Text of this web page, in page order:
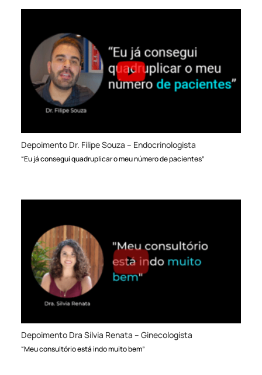
Depoimento Dr. Filipe Souza – Endocrinologista
“Eu já consegui quadruplicar o meu número de pacientes”
Depoimento Dra Sílvia Renata – Ginecologista
“Meu consultório está indo muito bem”